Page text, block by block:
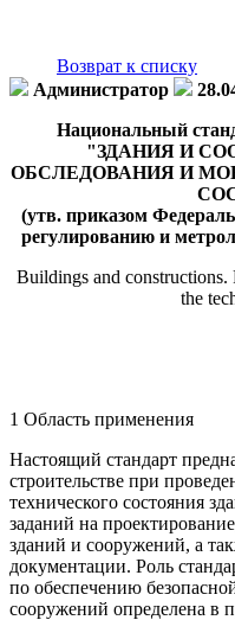
Возврат к списку
Администратор
Национальный
"ЗДАНИЯ И
ОБСЛЕДОВАНИЯ И
(утв. приказом
регулированию и
Buildings and
the
1 Область применения
Настоящий стандарт
строительстве при
технического состояния
заданий на
зданий и сооружений, а
документации. Роль
по обеспечению
сооружений определена в